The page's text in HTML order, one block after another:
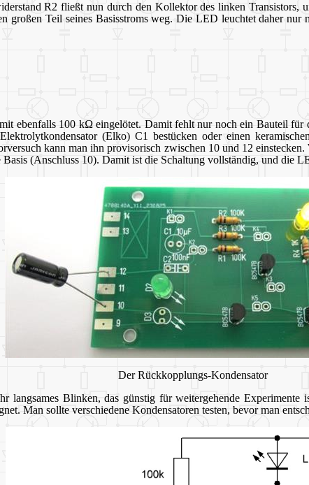
R2 fließt nun durch den Kollektor des linken Transistors,
großen Teil seines Basisstroms weg. Die LED leuchtet daher
ebenfalls 100 kΩ eingelötet. Damit fehlt nur noch ein Bauteil für
(Elko) C1 bestücken oder einen
kann man ihn provisorisch zwischen 10 und 12
(Anschluss 10). Damit ist die Schaltung vollständig, und die
Der Rückkopplungs-Kondensator
Blinken, das günstig für weitergehende Experimente
Man sollte verschiedene Kondensatoren testen, bevor man